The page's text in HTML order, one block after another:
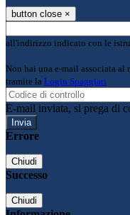
button close ×
all'indirizzo indicato con le
Non hai una e-mail associata al
tramite la Login Spaggiari
E-mail inviata, si prega di
Errore
Chiudi
Successo
Chiudi